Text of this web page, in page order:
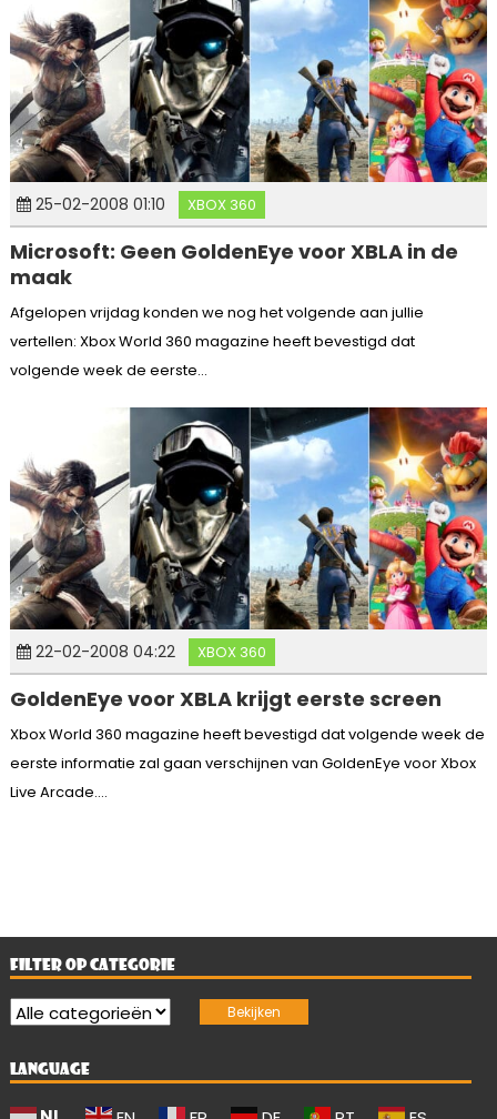
25-02-2008 01:10 XBOX 360
Microsoft: Geen GoldenEye voor XBLA in de
maak
Afgelopen vrijdag konden we nog het volgende aan jullie
vertellen: Xbox World 360 magazine heeft bevestigd dat
volgende week de eerste...
22-02-2008 04:22 XBOX 360
GoldenEye voor XBLA krijgt eerste screen
Xbox World 360 magazine heeft bevestigd dat volgende week de
eerste informatie zal gaan verschijnen van GoldenEye voor Xbox
Live Arcade....
FILTER OP CATEGORIE
LANGUAGE